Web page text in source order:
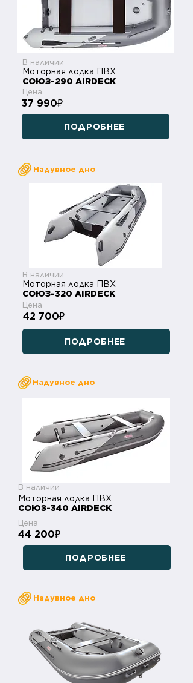
В наличии
Моторная лодка ПВХ
СОЮЗ-290 AIRDECK
Цена
37 990₽
ПОДРОБНЕЕ
Надувное дно
В наличии
Моторная лодка ПВХ
СОЮЗ-320 AIRDECK
Цена
42 700₽
ПОДРОБНЕЕ
Надувное дно
В наличии
Моторная лодка ПВХ
СОЮЗ-340 AIRDECK
Цена
44 200₽
ПОДРОБНЕЕ
Надувное дно